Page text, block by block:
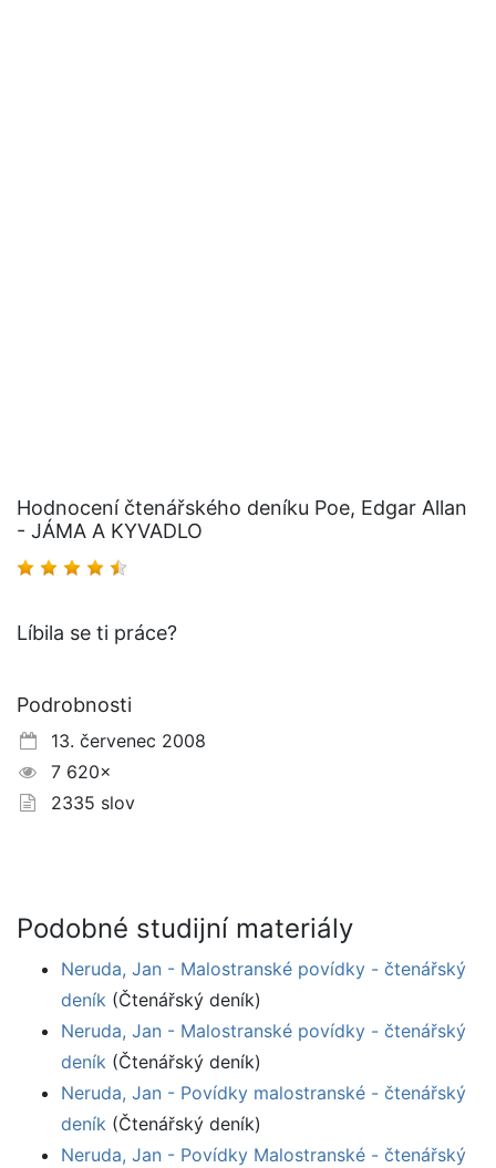
Hodnocení čtenářského deníku Poe, Edgar Allan
- JÁMA A KYVADLO
Líbila se ti práce?
Podrobnosti
13. červenec 2008
7 620×
2335 slov
Podobné studijní materiály
Neruda, Jan - Malostranské povídky - čtenářský
deník (Čtenářský deník)
Neruda, Jan - Malostranské povídky - čtenářský
deník (Čtenářský deník)
Neruda, Jan - Povídky malostranské - čtenářský
deník (Čtenářský deník)
Neruda, Jan - Povídky Malostranské - čtenářský